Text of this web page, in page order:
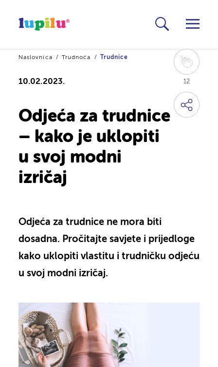
12
Naslovnica Trudnoća Trudnice
10.02.2023.
Odjeća za trudnice
– kako je uklopiti
u svoj modni
izričaj
Odjeća za trudnice ne mora biti
dosadna. Pročitajte savjete i prijedloge
kako uklopiti vlastitu i trudničku odjeću
u svoj modni izričaj.